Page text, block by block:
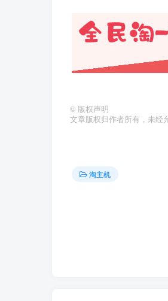
© 版权声明
文章版权归作者所有，未经
淘主机